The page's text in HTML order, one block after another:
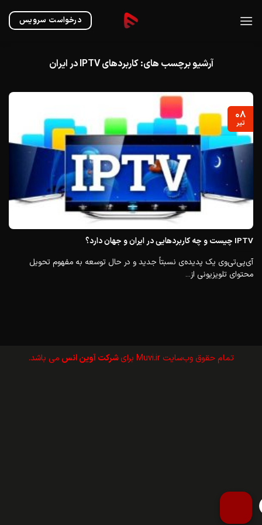
درخواست سرویس
آرشیو برچسب های:کاربردهای IPTV در ایران
IPTV چیست و چه کاربردهایی در ایران و جهان دارد؟
آی‌پی‌تی‌وی یک پدیده‌ی نسبتاً جدید و در حال توسعه به مفهوم تحویل
محتوای تلویزیونی از...
۰۸
تیر
تمام حقوق وب‌سايت Muvi.ir برای شرکت آوین انس می باشد.